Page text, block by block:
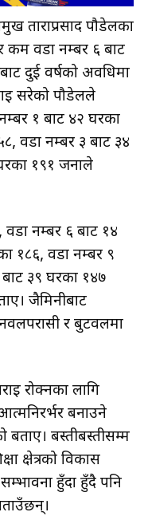
ताराप्रसाद पौडेलका
कम वडा नम्बर ६ बाट
दुई वर्षको अवधिमा
सरेको पौडेलले
१ बाट ४२ घरका
वडा नम्बर ३ बाट ३४
१९१ जनाले
नम्बर ६ बाट १४
१८६, वडा नम्बर ९
३९ घरका १४७
जैमिनीबाट
र बुटवलमा
रोक्नका लागि
बनाउने
बताए। बस्तीबस्तीसम्म
क्षेत्रको विकास
हुँदा हुँदै पनि